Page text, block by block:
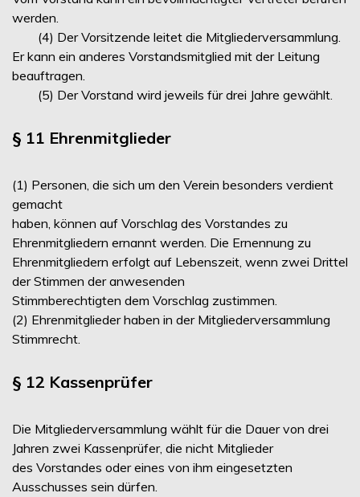
werden.
(4) Der Vorsitzende leitet die Mitgliederversammlung.
Er kann ein anderes Vorstandsmitglied mit der Leitung
beauftragen.
(5) Der Vorstand wird jeweils für drei Jahre gewählt.
§ 11 Ehrenmitglieder
(1) Personen, die sich um den Verein besonders verdient
gemacht
haben, können auf Vorschlag des Vorstandes zu
Ehrenmitgliedern ernannt werden. Die Ernennung zu
Ehrenmitgliedern erfolgt auf Lebenszeit, wenn zwei Drittel
der Stimmen der anwesenden
Stimmberechtigten dem Vorschlag zustimmen.
(2) Ehrenmitglieder haben in der Mitgliederversammlung
Stimmrecht.
§ 12 Kassenprüfer
Die Mitgliederversammlung wählt für die Dauer von drei
Jahren zwei Kassenprüfer, die nicht Mitglieder
des Vorstandes oder eines von ihm eingesetzten
Ausschusses sein dürfen.